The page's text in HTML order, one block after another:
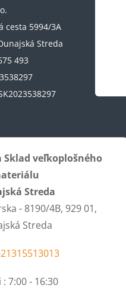
cesta 5994/3A
Streda
493
Sklad veľkoplošného
Streda
- 8190/4B, 929 01,
Streda
: 7:00 - 16:30